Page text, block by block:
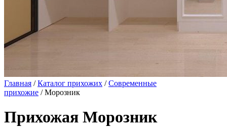
Главная /Каталог прихожих /Современные
прихожие / Морозник
Прихожая Морозник